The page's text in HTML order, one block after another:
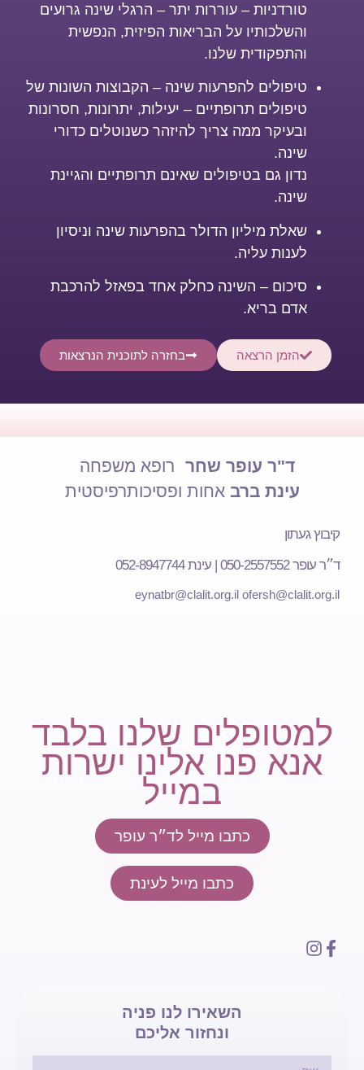
טורדניות – עוררות יתר – הרגלי שינה גרועים
והשלכותיו על הבריאות הפיזית, הנפשית
והתפקודית שלנו.
טיפולים להפרעות שינה – הקבוצות השונות של
טיפולים תרופתיים – יעילות, יתרונות, חסרונות
ובעיקר ממה צריך להיזהר כשנוטלים כדורי
שינה.
נדון גם בטיפולים שאינם תרופתיים והגיינת
שינה.
שאלת מיליון הדולר בהפרעות שינה וניסיון
לענות עליה.
סיכום – השינה כחלק אחד בפאזל להרכבת
אדם בריא.
הזמן הרצאה בחזרה לתוכנית הנרצאות
ד"ר עופר שחר רופא משפחה
עינת ברבאחות ופסיכותרפיסטית
קיבוץ געתון
ד״ר עופר 050-2557552 | עינת 052-8947744
ofersh@clalit.org.il
eynatbr@clalit.org.il
למטופלים שלנו בלבד
אנא פנו אלינו ישרות
במייל
כתבו מייל לד״ר עופר
כתבו מייל לעינת
השאירו לנו פניה
ונחזור אליכם